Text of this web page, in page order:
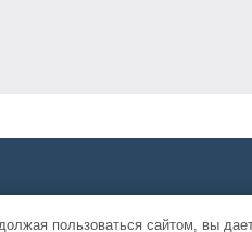
пользоваться сайтом, вы